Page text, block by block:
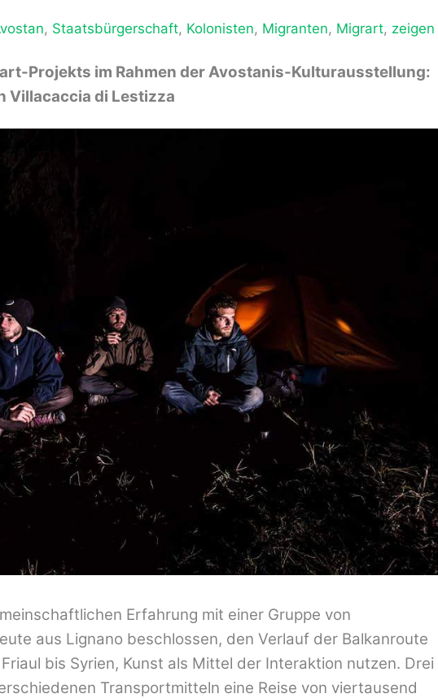
, Staatsbürgerschaft, Kolonisten, Migranten, Migrart, zeigen
Projekts im Rahmen der Avostanis-Kulturausstellung:
Villacaccia di Lestizza
Erfahrung mit einer Gruppe von
aus Lignano beschlossen, den Verlauf der Balkanroute
bis Syrien, Kunst als Mittel der Interaktion nutzen. Drei
Transportmitteln eine Reise von viertausend